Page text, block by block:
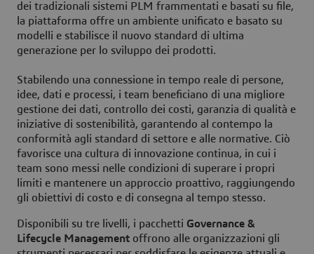
dei tradizionali sistemi PLM frammentati e basati su file,
la piattaforma offre un ambiente unificato e basato su
modelli e stabilisce il nuovo standard di ultima
generazione per lo sviluppo dei prodotti.
Stabilendo una connessione in tempo reale di persone,
idee, dati e processi, i team beneficiano di una migliore
gestione dei dati, controllo dei costi, garanzia di qualità e
iniziative di sostenibilità, garantendo al contempo la
conformità agli standard di settore e alle normative. Ciò
favorisce una cultura di innovazione continua, in cui i
team sono messi nelle condizioni di superare i propri
limiti e mantenere un approccio proattivo, raggiungendo
gli obiettivi di costo e di consegna al tempo stesso.
Disponibili su tre livelli, i pacchetti Governance &
Lifecycle Management offrono alle organizzazioni gli